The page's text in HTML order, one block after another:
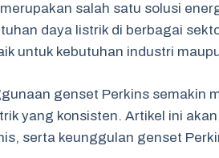
salah satu solusi
daya listrik di berbagai
untuk kebutuhan industri
genset Perkins semakin
yang konsisten. Artikel ini
serta keunggulan genset